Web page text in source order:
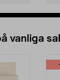
vanliga